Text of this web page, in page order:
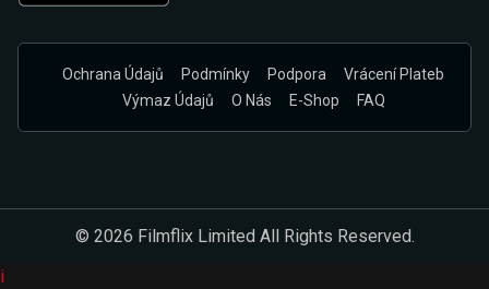
Ochrana Údajů Podmínky Podpora
Vrácení Plateb
Výmaz Údajů
O Nás E-Shop FAQ
© 2026 Filmflix Limited All Rights Reserved.
i